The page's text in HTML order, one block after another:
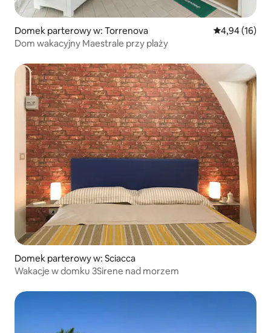
Domek parterowy w: Torrenova Średnia
4,94 (16)
Dom wakacyjny Maestrale przy plaży
Domek parterowy w: Sciacca
Wakacje w domku 3Sirene nad morzem